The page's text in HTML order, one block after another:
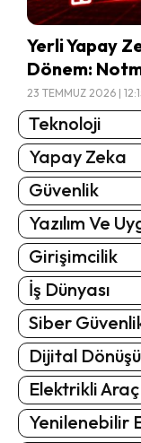
Yerli Yapay
Dönem:
23 TEMMUZ 2026 |
Teknoloji
Yapay Zeka
Güvenlik
Yazılım Ve
Girişimcilik
İş Dünyası
Siber
Dijital
Elektrikli Araç
Yenilenebilir